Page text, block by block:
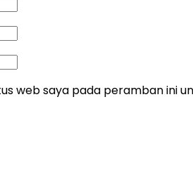
web saya pada peramban ini